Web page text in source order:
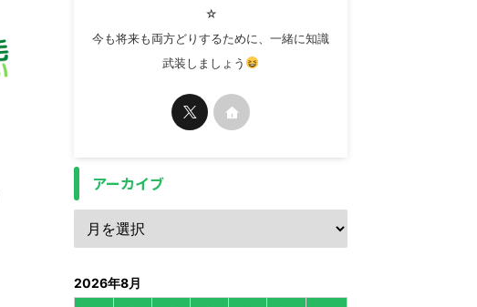
☆
今も将来も両方どりするために、一緒に知識
武装しましょう
アーカイブ
2026年8月